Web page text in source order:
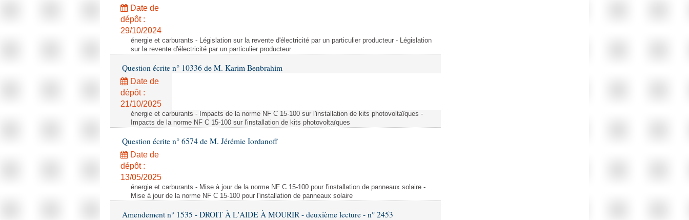
Date de
dépôt :
29/10/2024
énergie et carburants - Législation sur la revente d'électricité par un particulier producteur - Législation
sur la revente d'électricité par un particulier producteur
Question écrite n° 10336 de M. Karim Benbrahim
Date de
dépôt :
21/10/2025
énergie et carburants - Impacts de la norme NF C 15-100 sur l'installation de kits photovoltaïques -
Impacts de la norme NF C 15-100 sur l'installation de kits photovoltaïques
Question écrite n° 6574 de M. Jérémie Iordanoff
Date de
dépôt :
13/05/2025
énergie et carburants - Mise à jour de la norme NF C 15-100 pour l'installation de panneaux solaire -
Mise à jour de la norme NF C 15-100 pour l'installation de panneaux solaire
Amendement n° 1535 - DROIT À L'AIDE À MOURIR - deuxième lecture - n° 2453